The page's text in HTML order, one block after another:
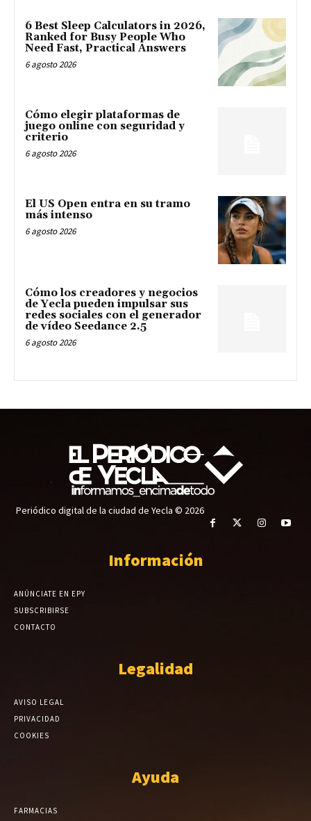
6 Best Sleep Calculators in 2026,
Ranked for Busy People Who
Need Fast, Practical Answers
6 agosto 2026
Cómo elegir plataformas de
juego online con seguridad y
criterio
6 agosto 2026
El US Open entra en su tramo
más intenso
6 agosto 2026
Cómo los creadores y negocios
de Yecla pueden impulsar sus
redes sociales con el generador
de vídeo Seedance 2.5
6 agosto 2026
Periódico digital de la ciudad de Yecla © 2026
Información
ANÚNCIATE EN EPY
SUBSCRIBIRSE
CONTACTO
Legalidad
AVISO LEGAL
PRIVACIDAD
COOKIES
Ayuda
FARMACIAS